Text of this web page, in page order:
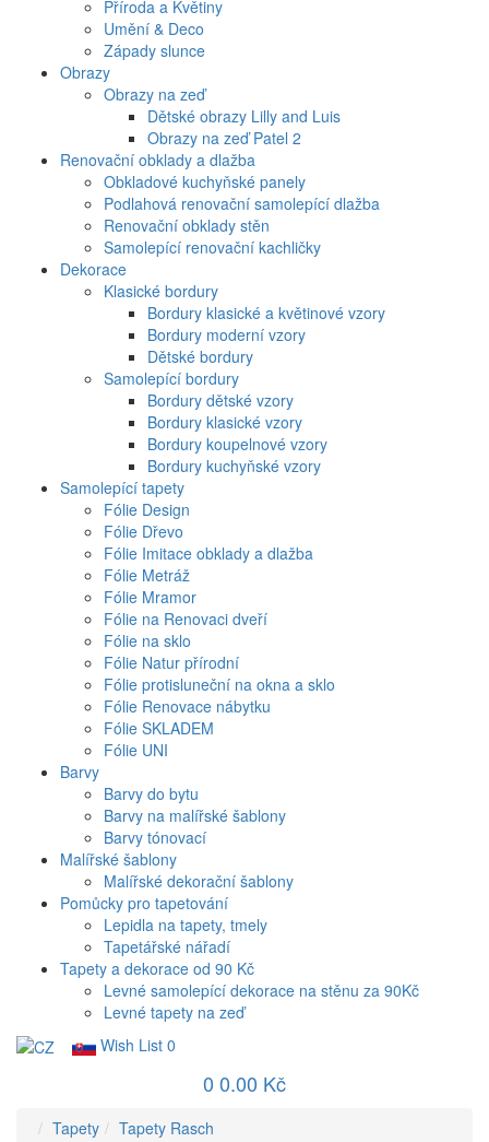
Příroda a Květiny
Umění & Deco
Západy slunce
Obrazy
Obrazy na zeď
Dětské obrazy Lilly and Luis
Obrazy na zeď Patel 2
Renovační obklady a dlažba
Obkladové kuchyňské panely
Podlahová renovační samolepící dlažba
Renovační obklady stěn
Samolepící renovační kachličky
Dekorace
Klasické bordury
Bordury klasické a květinové vzory
Bordury moderní vzory
Dětské bordury
Samolepící bordury
Bordury dětské vzory
Bordury klasické vzory
Bordury koupelnové vzory
Bordury kuchyňské vzory
Samolepící tapety
Fólie Design
Fólie Dřevo
Fólie Imitace obklady a dlažba
Fólie Metráž
Fólie Mramor
Fólie na Renovaci dveří
Fólie na sklo
Fólie Natur přírodní
Fólie protisluneční na okna a sklo
Fólie Renovace nábytku
Fólie SKLADEM
Fólie UNI
Barvy
Barvy do bytu
Barvy na malířské šablony
Barvy tónovací
Malířské šablony
Malířské dekorační šablony
Pomůcky pro tapetování
Lepidla na tapety, tmely
Tapetářské nářadí
Tapety a dekorace od 90 Kč
Levné samolepící dekorace na stěnu za 90Kč
Levné tapety na zeď
Wish List 0
0 0.00 Kč
Tapety Tapety Rasch